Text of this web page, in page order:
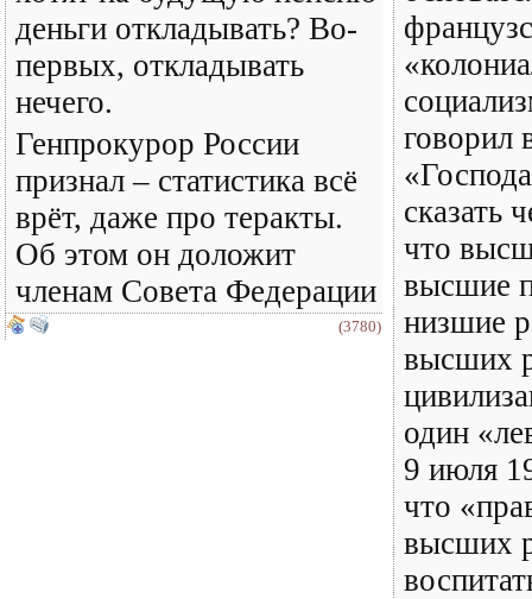
деньги откладывать? Во-
первых, откладывать
нечего.
Генпрокурор России
признал – статистика всё
врёт, даже про теракты.
Об этом он доложит
членам Совета Федерации
(3780)
говорил
сказать
что
высшие
низшие
высших
один
9 июля
что
высших